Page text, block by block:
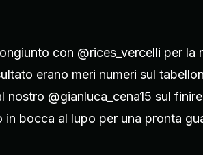
con @rices_vercelli per la
erano meri numeri sul
@gianluca_cena15 sul
bocca al lupo per una pronta